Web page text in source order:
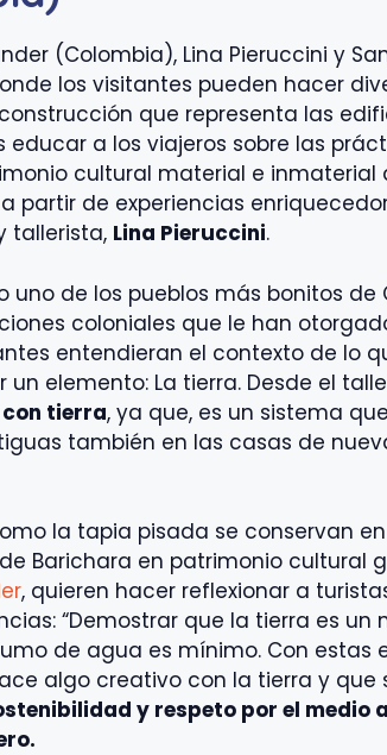
(Colombia), Lina Pieruccini y
los visitantes pueden hacer
que representa las
educar a los viajeros sobre las
cultural material e inmaterial
partir de experiencias
tallerista, Lina Pieruccini.
uno de los pueblos más bonitos
coloniales que le han
entendieran el contexto de lo
elemento: La tierra. Desde el
tierra, ya que, es un sistema
también en las casas de
la tapia pisada se conservan
Barichara en patrimonio cultural
, quieren hacer reflexionar a
“Demostrar que la tierra es
de agua es mínimo. Con estas
algo creativo con la tierra y que
y respeto por el medio